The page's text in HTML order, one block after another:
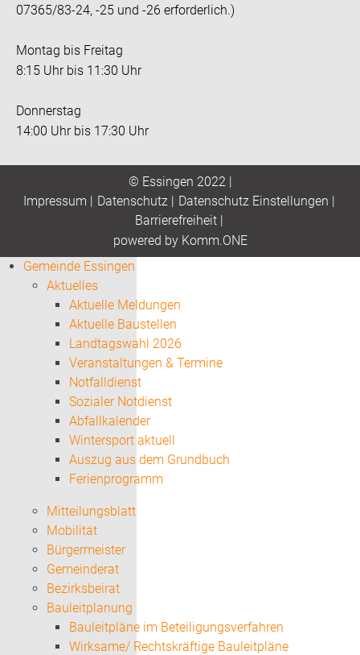
07365/83-24, -25 und -26 erforderlich.)
Montag bis Freitag
8:15 Uhr bis 11:30 Uhr
Donnerstag
14:00 Uhr bis 17:30 Uhr
© Essingen 2022 |
Impressum | Datenschutz | Datenschutz Einstellungen |
Barrierefreiheit|
powered by Komm.ONE
Gemeinde Essingen
Aktuelles
Aktuelle Meldungen
Aktuelle Baustellen
Landtagswahl 2026
Veranstaltungen & Termine
Notfalldienst
Sozialer Notdienst
Abfallkalender
Wintersport aktuell
Auszug aus dem Grundbuch
Ferienprogramm
Mitteilungsblatt
Mobilität
Bürgermeister
Gemeinderat
Bezirksbeirat
Bauleitplanung
Bauleitpläne im Beteiligungsverfahren
Wirksame/ Rechtskräftige Bauleitpläne